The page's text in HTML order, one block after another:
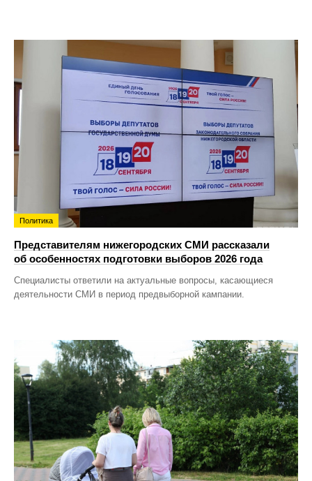
Политика
Представителям нижегородских СМИ рассказали
об особенностях подготовки выборов 2026 года
Специалисты ответили на актуальные вопросы, касающиеся
деятельности СМИ в период предвыборной кампании.